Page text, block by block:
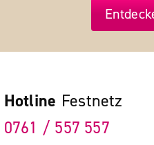
Hotline Festnetz
0761 / 557 557